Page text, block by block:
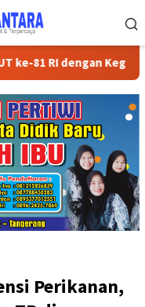
dengan Kegiatan Sosial
Perikanan,